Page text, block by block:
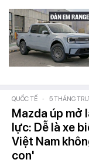
QUỐC TẾ - 5 THÁNG
Mazda úp mở
lực: Dễ là xe
Việt Nam
con'